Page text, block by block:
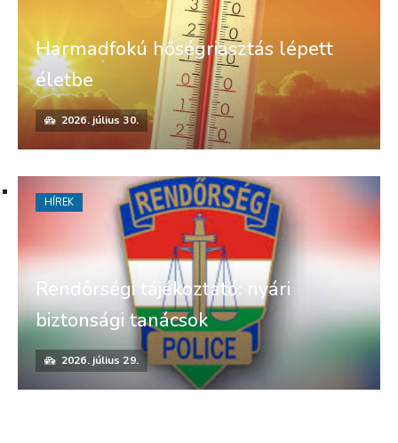
Harmadfokú hőségriasztás lépett
életbe
2026. július 30.
Rendőrségi tájékoztató: nyári
biztonsági tanácsok
2026. július 29.
HÍREK